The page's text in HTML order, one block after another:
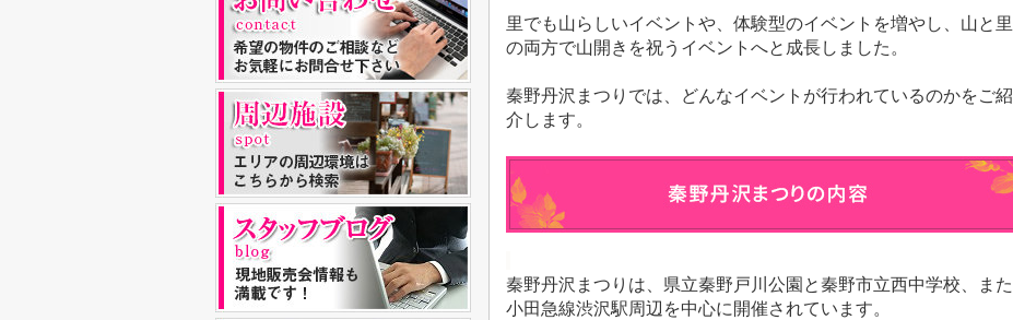
里でも山らしいイベントや、体験型のイベントを増やし、山と里
の両方で山開きを祝うイベントへと成長しました。
秦野丹沢まつりでは、どんなイベントが行われているのかをご紹
介します。
秦野丹沢まつりは、県立秦野戸川公園と秦野市立西中学校、また
小田急線渋沢駅周辺を中心に開催されています。